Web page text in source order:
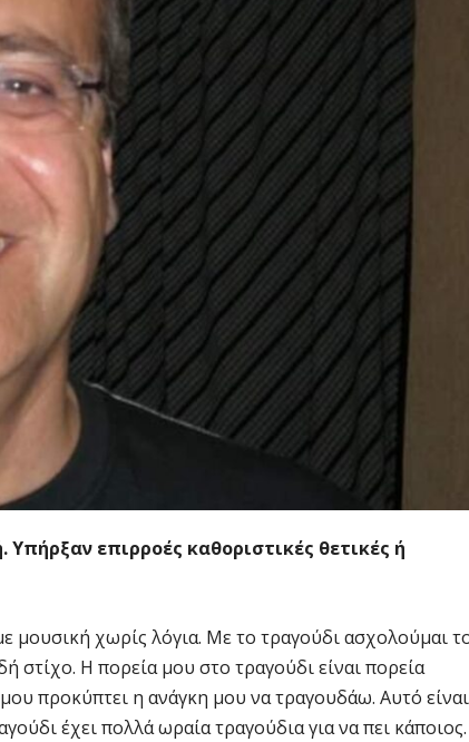
επιρροές καθοριστικές θετικές ή
μουσική χωρίς λόγια. Με το τραγούδι ασχολούμαι
στίχο. Η πορεία μου στο τραγούδι είναι πορεία
προκύπτει η ανάγκη μου να τραγουδάω. Αυτό είναι
έχει πολλά ωραία τραγούδια για να πει κάποιος.